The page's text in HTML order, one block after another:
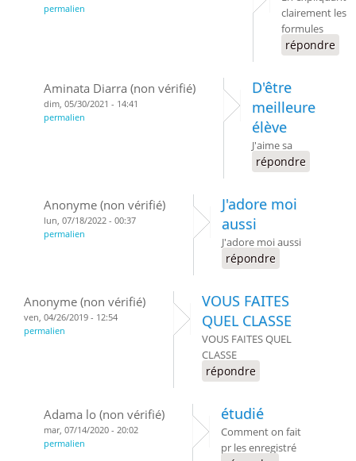
permalien
clairement les
formules
répondre
Aminata Diarra (non vérifié)
dim, 05/30/2021 - 14:41
permalien
D'être
meilleure
élève
J'aime sa
répondre
Anonyme (non vérifié)
lun, 07/18/2022 - 00:37
permalien
J'adore moi
aussi
J'adore moi aussi
répondre
Anonyme (non vérifié)
ven, 04/26/2019 - 12:54
permalien
VOUS FAITES
QUEL CLASSE
VOUS FAITES QUEL
CLASSE
répondre
Adama lo (non vérifié)
mar, 07/14/2020 - 20:02
permalien
étudié
Comment on fait
pr les enregistré